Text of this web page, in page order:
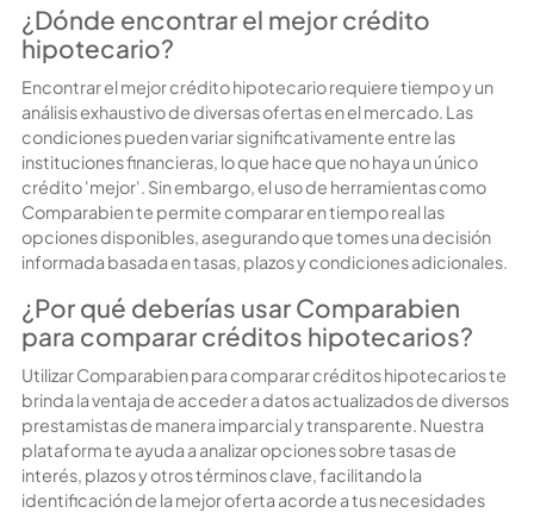
¿Dónde encontrar el mejor crédito
hipotecario?
Encontrar el mejorcrédito hipotecariorequiere tiempo y un
análisis exhaustivo de diversas ofertas en el mercado. Las
condiciones pueden variar significativamente entre las
instituciones financieras, lo que hace que no haya un único
crédito 'mejor'. Sin embargo, el uso de herramientas como
Comparabiente permite comparar en tiempo real las
opciones disponibles, asegurando que tomes una decisión
informada basada en tasas, plazos y condiciones adicionales.
¿Por qué deberías usar Comparabien
para comparar créditos hipotecarios?
Utilizar Comparabien para comparar créditos hipotecarios te
brinda la ventaja de acceder a datos actualizados de diversos
prestamistas de manera imparcial y transparente. Nuestra
plataforma te ayuda a analizar opciones sobre tasas de
interés, plazos y otros términos clave, facilitando la
identificación de la mejor oferta acorde a tus necesidades